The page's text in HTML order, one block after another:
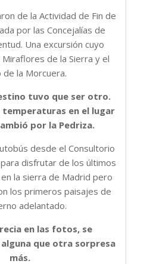
de la Actividad de Fin de
por las Concejalías de
Una excursión cuyo
de la Sierra y el
de la Morcuera.
tuvo que ser otro.
temperaturas en el lugar
por la Pedriza.
desde el Consultorio
disfrutar de los últimos
la sierra de Madrid pero
los primeros paisajes de
adelantado.
en las fotos, se
que otra sorpresa
más.